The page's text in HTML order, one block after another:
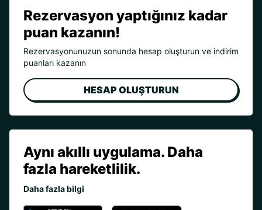
Rezervasyon yaptığınız kadar
puan kazanın!
Rezervasyonunuzun sonunda hesap oluşturun ve indirim
puanları kazanın
HESAP OLUŞTURUN
Aynı akıllı uygulama. Daha
fazla hareketlilik.
Daha fazla bilgi